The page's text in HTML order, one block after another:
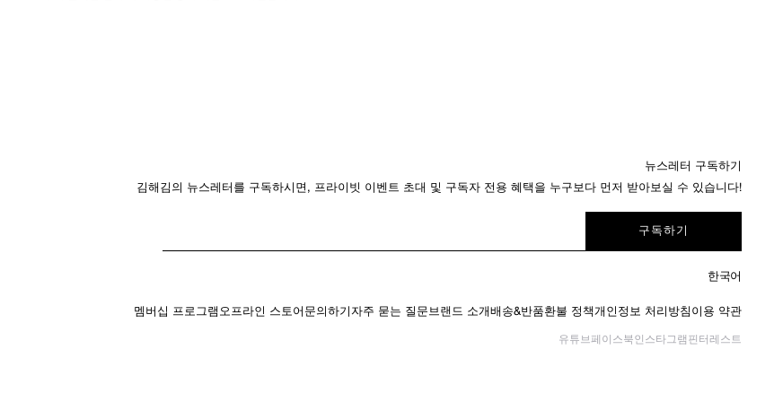
뉴스레터 구독하기
김해김의 뉴스레터를 구독하시면, 프라이빗 이벤트 초대 및 구독자 전용 혜택을 누구보다 먼저 받아보실 수 있습니다!
mail
구독하기
한국어
멤버십 프로그램 오프라인 스토어 문의하기 자주 묻는 질문브랜드 소개배송&반품환불 정책개인정보 처리방침 이용 약관
유튜브페이스북인스타그램 핀터레스트